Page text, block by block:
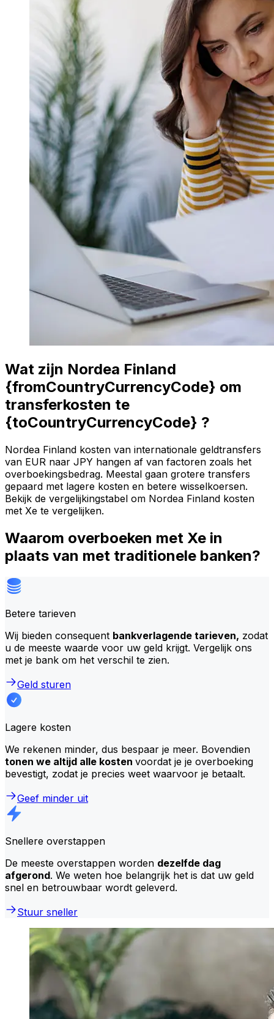
Wat zijn Nordea Finland
{fromCountryCurrencyCode} om
transferkosten te
{toCountryCurrencyCode} ?
Nordea Finland kosten van internationale geldtransfers
van EUR naar JPY hangen af van factoren zoals het
overboekingsbedrag. Meestal gaan grotere transfers
gepaard met lagere kosten en betere wisselkoersen.
Bekijk de vergelijkingstabel om Nordea Finland kosten
met Xe te vergelijken.
Waarom overboeken met Xe in
plaats van met traditionele banken?
Betere tarieven
Wij bieden consequent bankverlagende tarieven, zodat
u de meeste waarde voor uw geld krijgt. Vergelijk ons
met je bank om het verschil te zien.
Geld sturen
Lagere kosten
We rekenen minder, dus bespaar je meer. Bovendien
tonen we altijd alle kosten voordat je je overboeking
bevestigt, zodat je precies weet waarvoor je betaalt.
Geef minder uit
Snellere overstappen
De meeste overstappen worden dezelfde dag
afgerond. We weten hoe belangrijk het is dat uw geld
snel en betrouwbaar wordt geleverd.
Stuur sneller